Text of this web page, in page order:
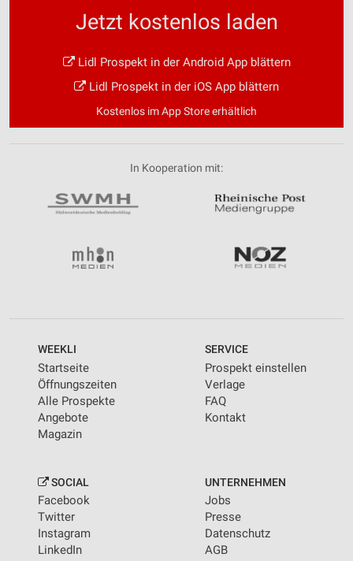
Jetzt kostenlos laden
Lidl Prospekt in der Android App blättern
Lidl Prospekt in der iOS App blättern
Kostenlos im App Store erhältlich
In Kooperation mit:
WEEKLI
Startseite
Öffnungszeiten
Alle Prospekte
Angebote
Magazin
SERVICE
Prospekt einstellen
Verlage
FAQ
Kontakt
SOCIAL
Facebook
Twitter
Instagram
LinkedIn
UNTERNEHMEN
Jobs
Presse
Datenschutz
AGB